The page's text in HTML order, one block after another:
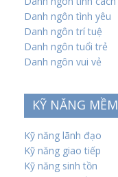
Danh ngôn tình yêu
Danh ngôn trí tuệ
Danh ngôn tuổi trẻ
Danh ngôn vui vẻ
KỸ NĂNG MỀM
Kỹ năng lãnh đạo
Kỹ năng giao tiếp
Kỹ năng sinh tồn